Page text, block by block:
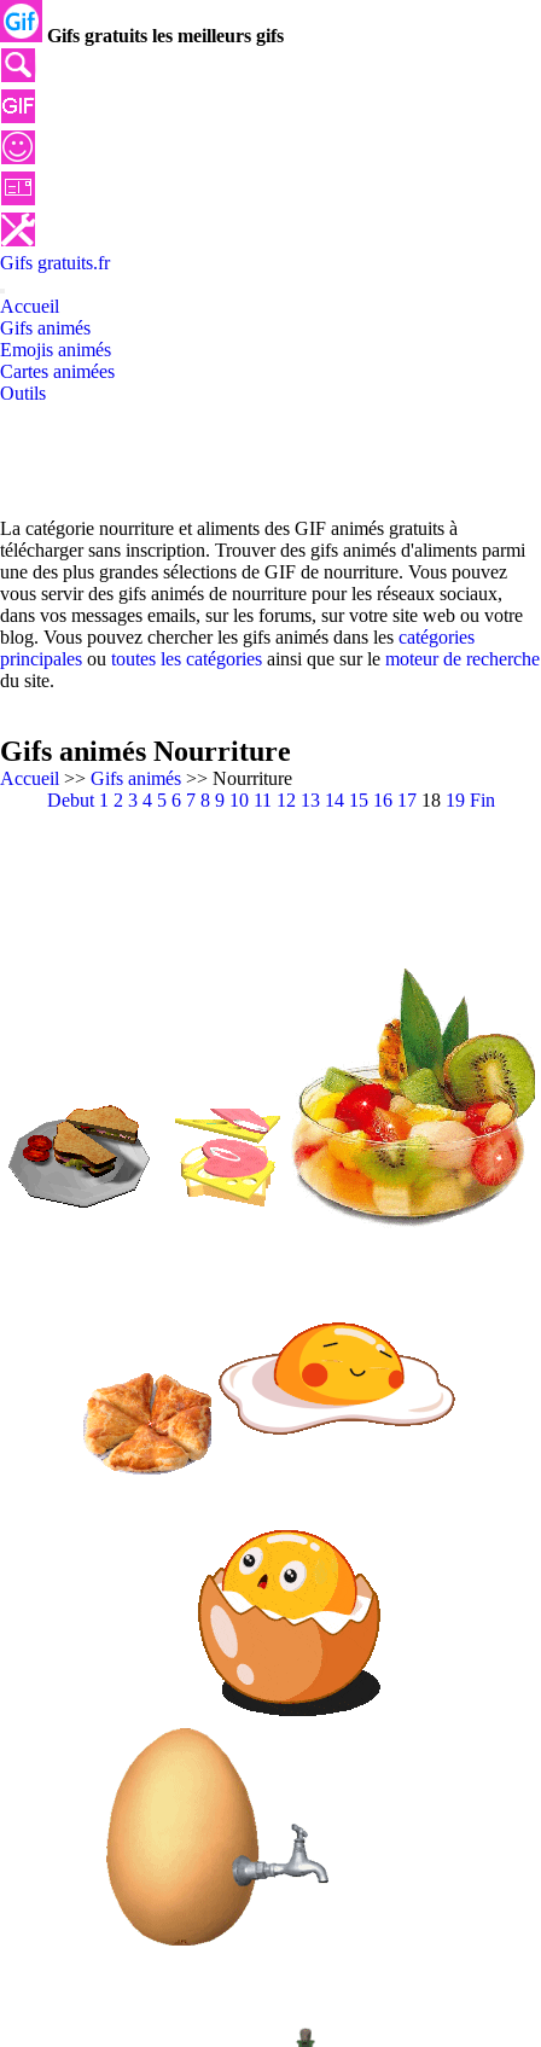
Gifs gratuits les meilleurs gifs
Gifs gratuits.fr
Accueil
Gifs animés
Emojis animés
Cartes animées
Outils
La catégorie nourriture et aliments des GIF animés gratuits à
télécharger sans inscription. Trouver des gifs animés d'aliments parmi
une des plus grandes sélections de GIF de nourriture. Vous pouvez
vous servir des gifs animés de nourriture pour les réseaux sociaux,
dans vos messages emails, sur les forums, sur votre site web ou votre
blog. Vous pouvez chercher les gifs animés dans les catégories
principales ou toutes les catégories ainsi que sur le moteur de recherche
du site.
Gifs animés Nourriture
Accueil >> Gifs animés >> Nourriture
Debut 1 2 3 4 5 6 7 8 9 10 11 12 13 14 15 16 17 18 19 Fin